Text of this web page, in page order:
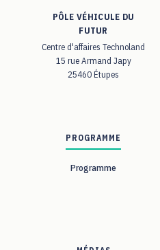
PÔLE VÉHICULE DU
FUTUR
Centre d'affaires Technoland
15 rue Armand Japy
25460 Étupes
PROGRAMME
Programme